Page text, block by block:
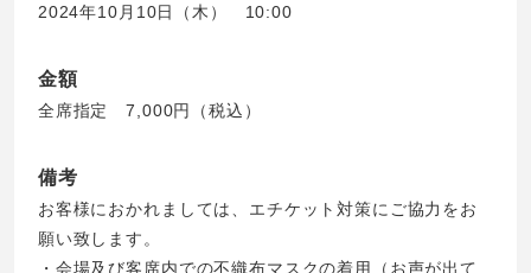
2024年10月10日（木） 10:00
金額
全席指定 7,000円（税込）
備考
お客様におかれましては、エチケット対策にご協力をお
願い致します。
・会場及び客席内での不織布マスクの着用（お声が出て